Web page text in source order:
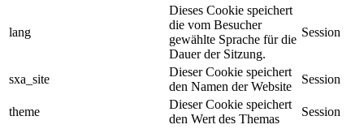
lang
Dieses Cookie speichert
die vom Besucher
gewählte Sprache für die
Dauer der Sitzung.
Session
sxa_site
Dieser Cookie speichert
den Namen der Website
Session
theme
Dieser Cookie speichert
den Wert des Themas
Session